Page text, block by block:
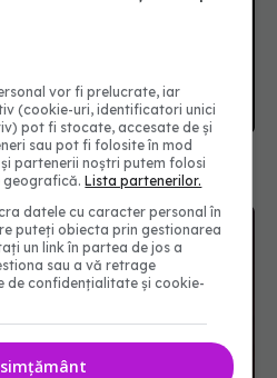
bacterii în corp? Un
vor fi prelucrate, iar
(cookie-uri, identificatori unici
pot fi stocate, accesate de și
sau pot fi folosite în mod
partenerii noștri putem folosi
geografică.Lista partenerilor.
datele cu caracter personal în
puteți obiecta prin gestionarea
un link în partea de jos a
sau a vă retrage
de confidențialitate și cookie-